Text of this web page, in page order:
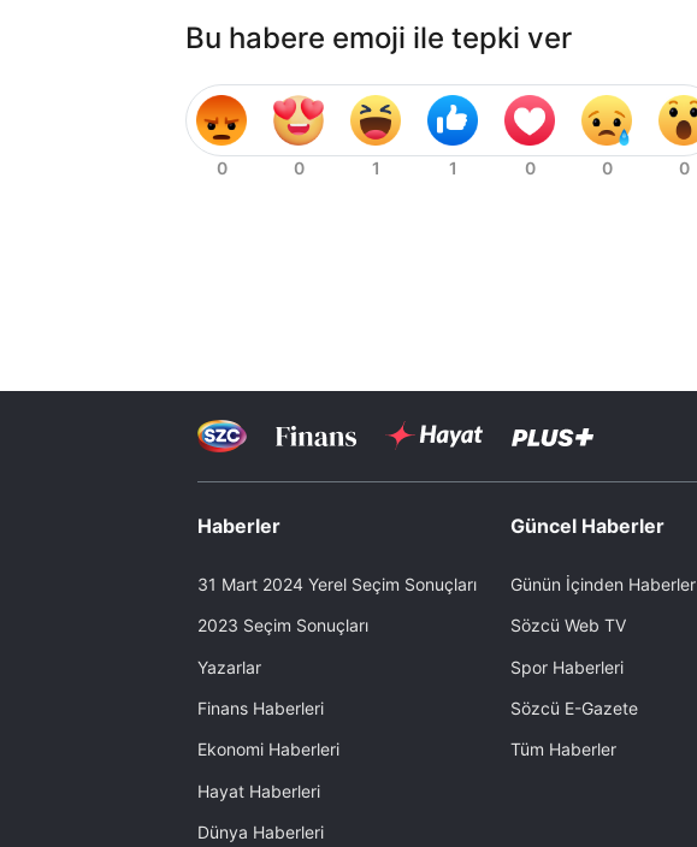
Bu habere emoji ile tepki ver
Haberler
31 Mart 2024 Yerel Seçim Sonuçları
2023 Seçim Sonuçları
Yazarlar
Finans Haberleri
Ekonomi Haberleri
Hayat Haberleri
Dünya Haberleri
Güncel Haberler
Günün İçinden Haberler
Sözcü Web TV
Spor Haberleri
Sözcü E-Gazete
Tüm Haberler